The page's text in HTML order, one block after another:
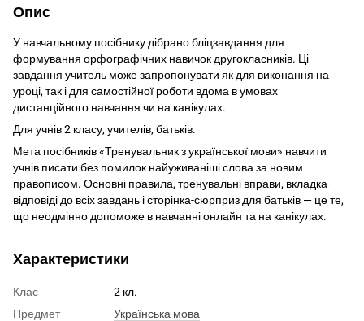
Опис
У навчальному посібнику дібрано бліцзавдання для
формування орфографічних навичок другокласників. Ці
завдання учитель може запропонувати як для виконання на
уроці, так і для самостійної роботи вдома в умовах
дистанційного навчання чи на канікулах.
Для учнів 2 класу, учителів, батьків.
Мета посібників «Тренувальник з української мови» навчити
учнів писати без помилок найуживаніші слова за новим
правописом. Основні правила, тренувальні вправи, вкладка-
відповіді до всіх завдань і сторінка-сюрприз для батьків — це те,
що неодмінно допоможе в навчанні онлайн та на канікулах.
Характеристики
Клас
2 кл.
Предмет
Українська мова